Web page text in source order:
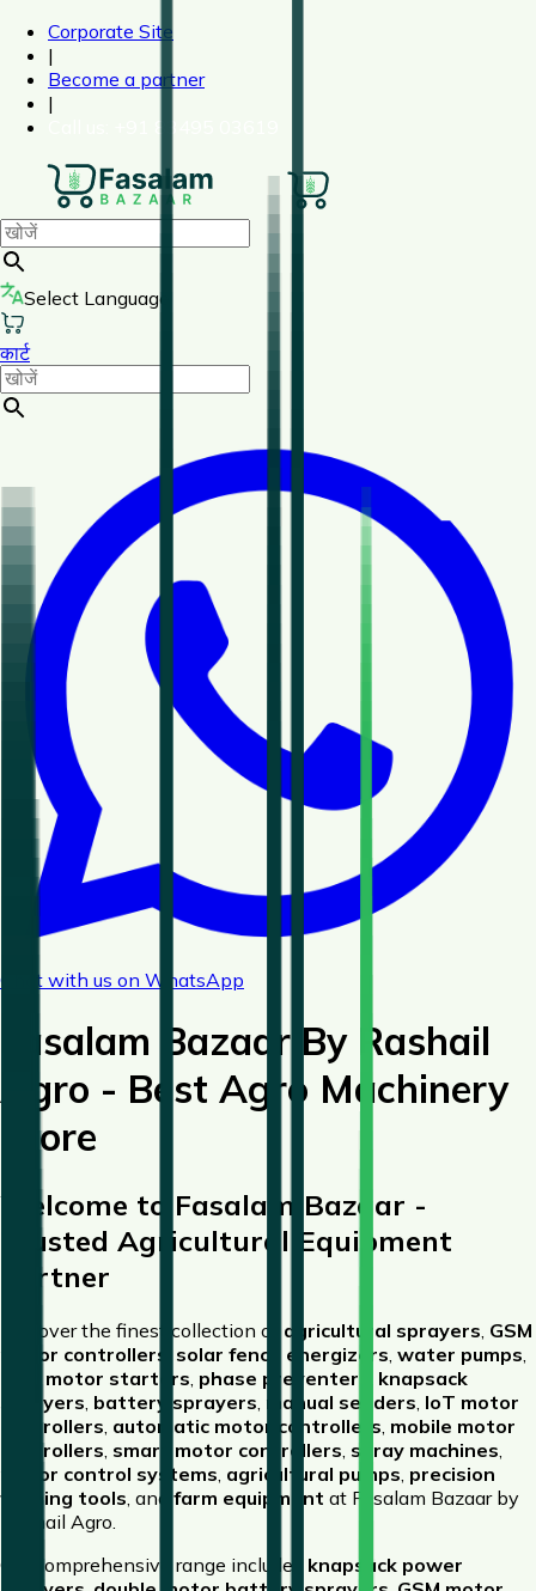
Corporate Site
|
Become a partner
|
Select Language
कार्ट
Chat with us on WhatsApp
Fasalam Bazaar By Rashail
Agro - Best Agro Machinery
Store
Welcome to Fasalam Bazaar -
Trusted Agricultural Equipment
Partner
Discover the finest collection of agricultural sprayers GSM
motor controllers
solar fence energizers water pumps
DOL motor starters phase preventers
knapsack
sprayers battery sprayers manual seeders IoT motor
controllers automatic motor controllers mobile motor
controllers smart motor controllers spray machines
motor control systems agricultural pumps precision
farming tools , and farm equipment at Fasalam Bazaar by
Rashail Agro.
Our comprehensive range includes knapsack power